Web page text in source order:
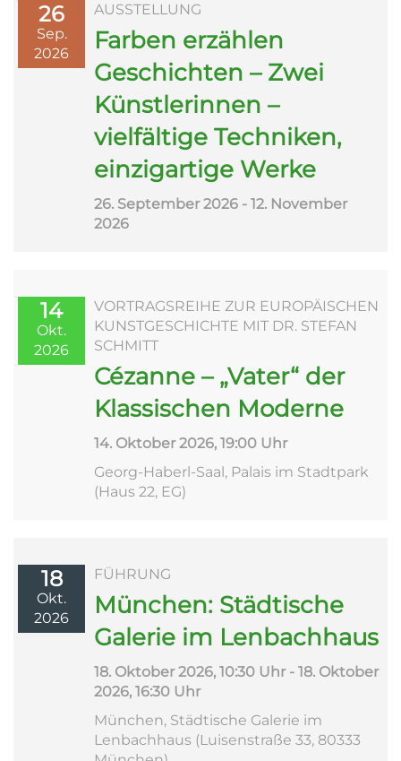
26
Sep.
2026
AUSSTELLUNG
Farben erzählen
Geschichten – Zwei
Künstlerinnen –
vielfältige Techniken,
einzigartige Werke
26. September 2026 - 12. November
2026
14
Okt.
2026
VORTRAGSREIHE ZUR EUROPÄISCHEN
KUNSTGESCHICHTE MIT DR. STEFAN
SCHMITT
Cézanne – „Vater“ der
Klassischen Moderne
14. Oktober 2026, 19:00 Uhr
Georg-Haberl-Saal, Palais im Stadtpark
(Haus 22, EG)
18
Okt.
2026
FÜHRUNG
München: Städtische
Galerie im Lenbachhaus
18. Oktober 2026, 10:30 Uhr - 18. Oktober
2026, 16:30 Uhr
München, Städtische Galerie im
Lenbachhaus (Luisenstraße 33, 80333